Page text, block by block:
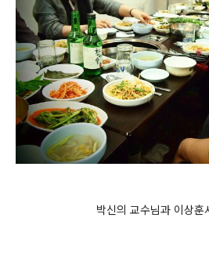
박신의 교수님과 이상훈